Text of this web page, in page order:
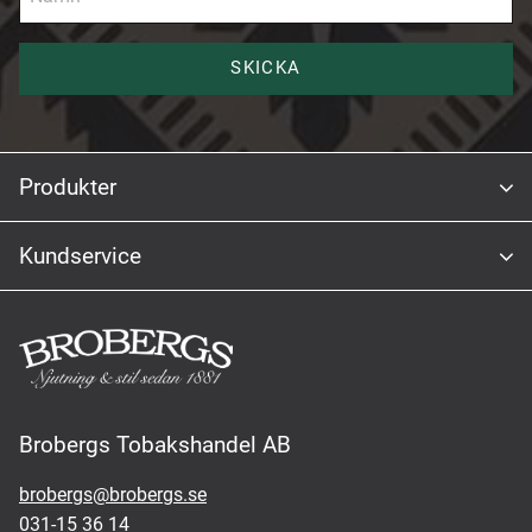
SKICKA
Produkter
Kundservice
Brobergs Tobakshandel AB
brobergs@brobergs.se
031-15 36 14